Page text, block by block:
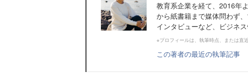
教育系企業を経て、2016年
から紙書籍まで媒体問わず
インタビューなど、ビジネ
※プロフィールは、執筆時点、または直
この著者の最近の執筆記事